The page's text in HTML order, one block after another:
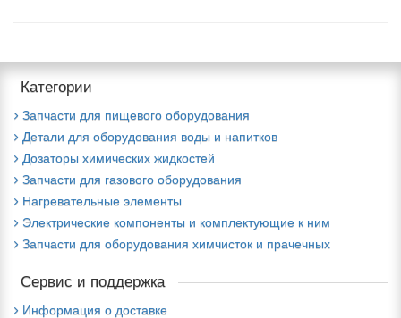
Категории
Запчасти для пищевого оборудования
Детали для оборудования воды и напитков
Дозаторы химических жидкостей
Запчасти для газового оборудования
Нагревательные элементы
Электрические компоненты и комплектующие к ним
Запчасти для оборудования химчисток и прачечных
Сервис и поддержка
Информация о доставке